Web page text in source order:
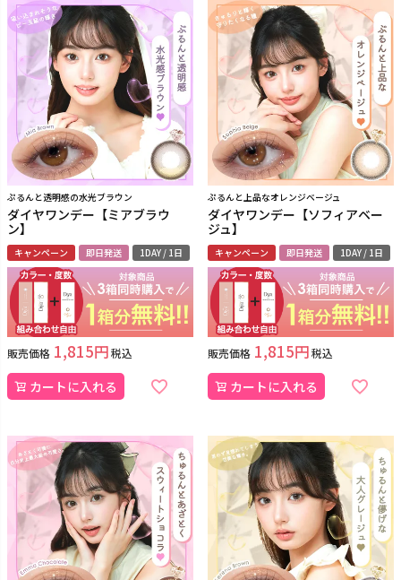
ぷるんと透明感の水光ブラウン
ダイヤワンデー【ミアブラウ
ン】
キャンペーン 即日発送 1DAY / 1日
販売価格 1,815 税込
カートに入れる
ぷるんと上品なオレンジベージュ
ダイヤワンデー【ソフィアベー
ジュ】
キャンペーン 即日発送 1DAY / 1日
販売価格 1,815 税込
カートに入れる